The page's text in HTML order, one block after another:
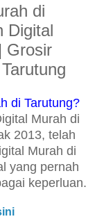
di
Digital
Grosir
di Tarutung?
Murah di
2013, telah
Murah di
yang pernah
keperluan.